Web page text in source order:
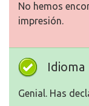
No hemos
impresión.
Idioma
Genial. Has